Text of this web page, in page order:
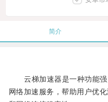
简介
云梯加速器是一种功能强
网络加速服务，帮助用户优